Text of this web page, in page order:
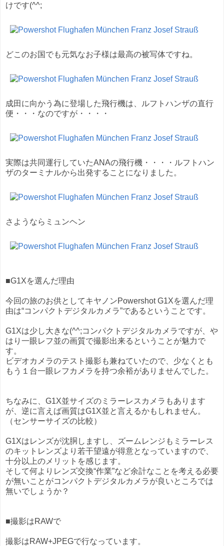
けです(^^;
どこのお国でも元気なお子様は最高の被写体ですね。
成田に向かう為に登場した飛行機は、ルフトハンザの直行
便・・・なのですが・・・・
実際は共同運行していたANAの飛行機・・・・ルフトハン
ザのターミナルから出発することになりました。
さようならミュンヘン
■G1Xを選んだ理由
今回の旅のお供としてキヤノンPowershot G1Xを選んだ理
由は“コンパクトデジタルカメラ”であるということです。
G1Xは少し大きな(^^;コンパクトデジタルカメラですが、や
はり一眼レフ並の画質で撮影出来るということが魅力で
す。
ビデオカメラのテスト撮影も兼ねていたので、少なくとも
もう１台一眼レフカメラを持つ余裕がありませんでした。
ちなみに、G1X並サイズのミラーレスカメラもあります
が、逆に言えば画質はG1X並と言えるかもしれません。
（センサーサイズの比較）
G1Xはレンズが沈胴しますし、ズームレンジもミラーレス
のキットレンズより若干望遠が得意となっていますので、
十分以上のメリットを感じます。
そして何よりレンズ交換“作業”など余計なことを考える必要
が無いことがコンパクトデジタルカメラが良いところでは
無いでしょうか？
■撮影はRAWで
撮影はRAW+JPEGで行なっています。